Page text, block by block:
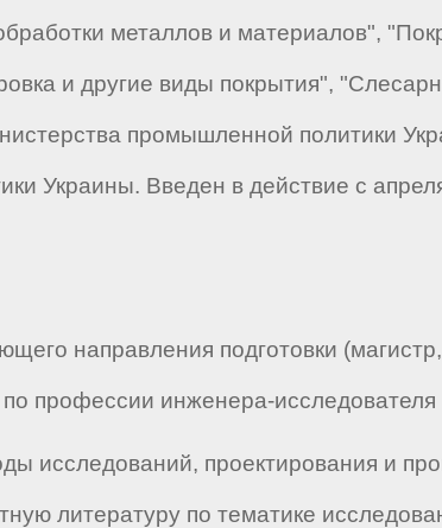
металлов и материалов",
и другие виды покрытия",
промышленной политики
Украины. Введен в действие с
направления подготовки
профессии инженера-исследователя
исследований, проектирования и
литературу по тематике